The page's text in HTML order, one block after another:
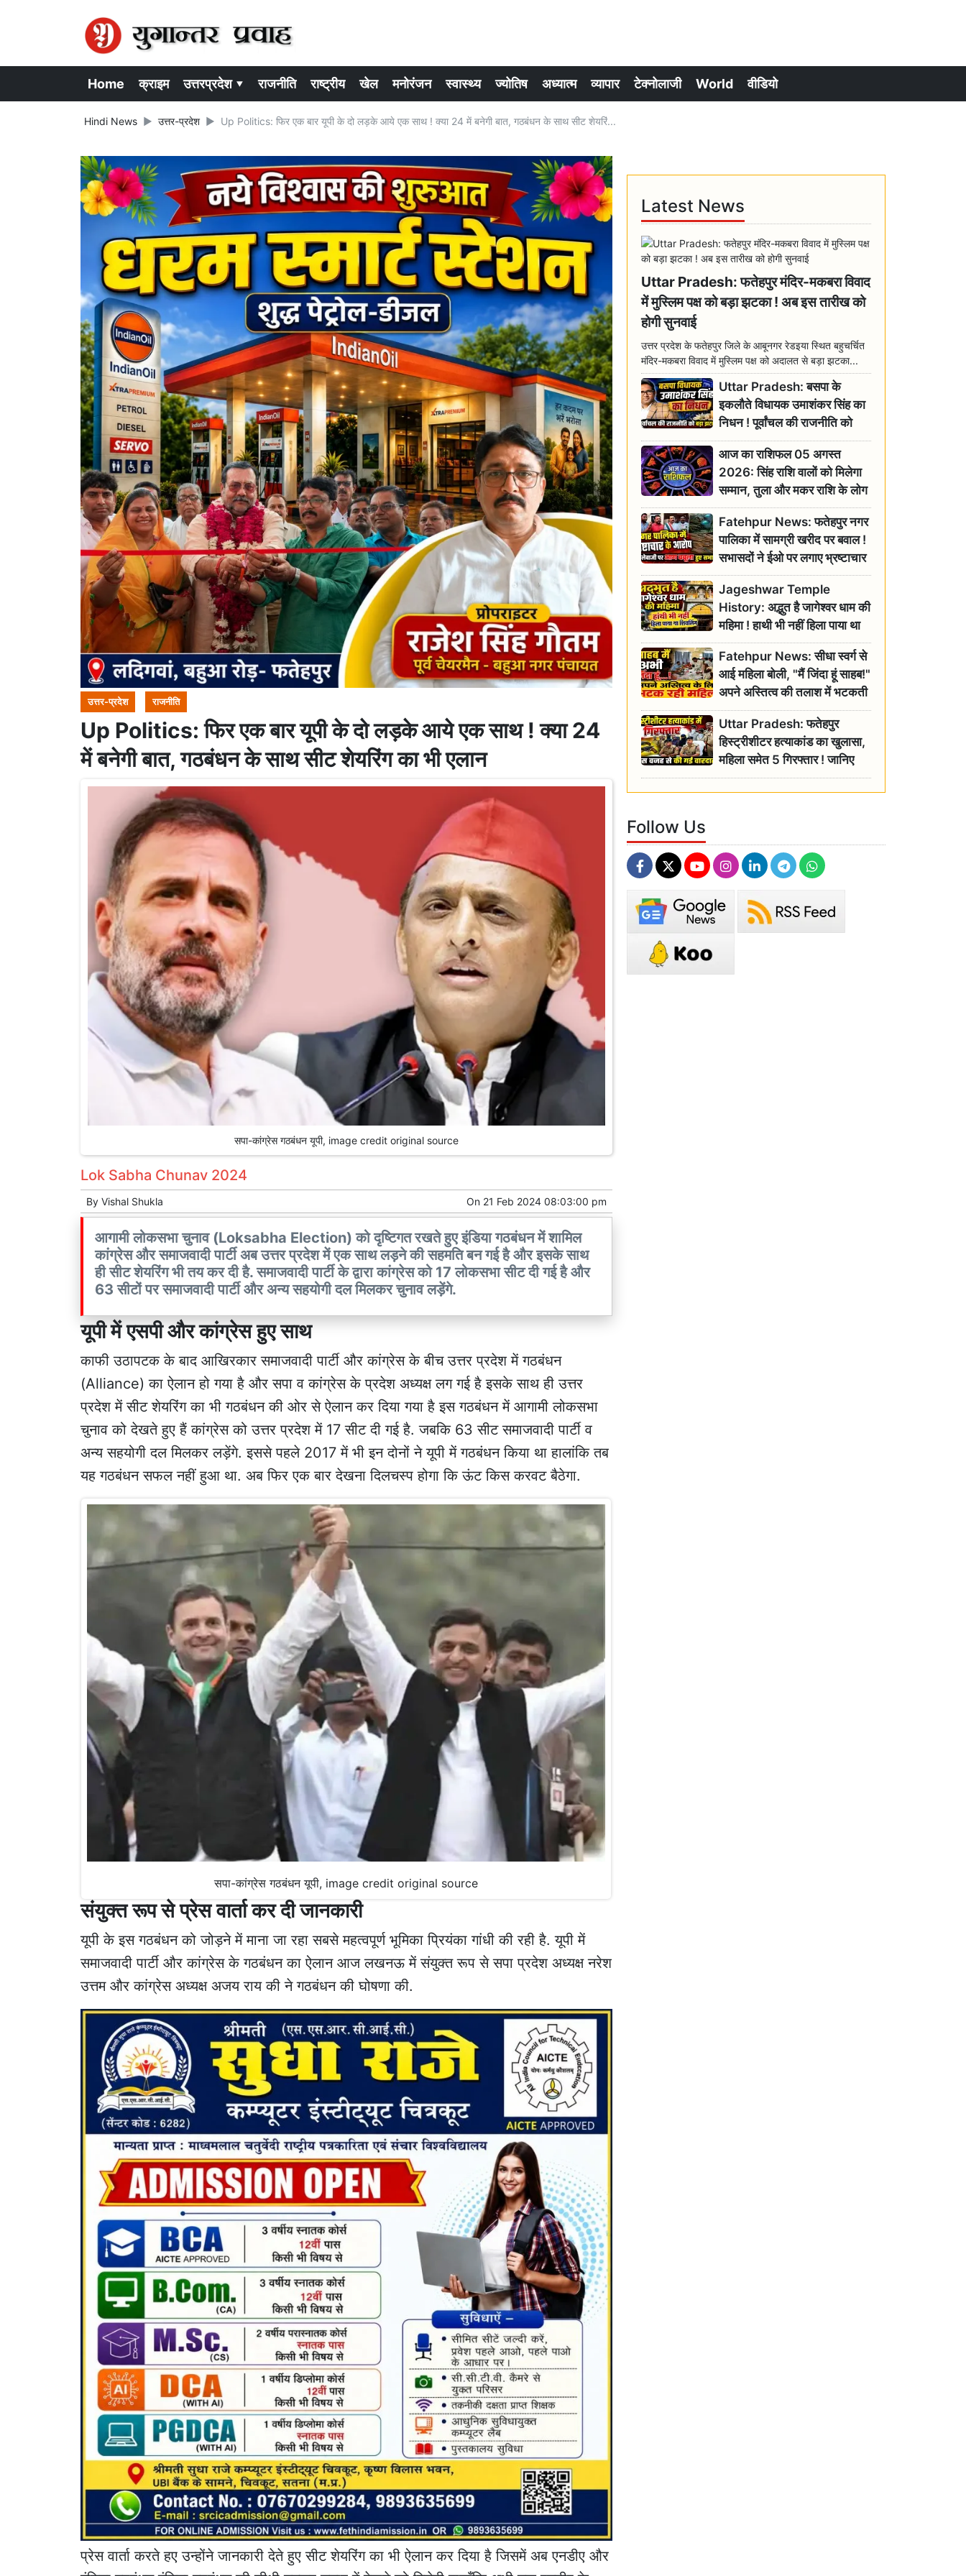
Home क्राइम उत्तरप्रदेश ▾ राजनीति राष्ट्रीय खेल मनोरंजन स्वास्थ्य ज्योतिष अध्यात्म व्यापार टेक्नोलाजी World वीडियो
Hindi News उत्तर-प्रदेश Up Politics: फिर एक बार यूपी के दो लड़के आये एक साथ ! क्या 24 में बनेगी बात, गठबंधन के साथ सीट शेयरिं...
उत्तर-प्रदेश राजनीति
Up Politics: फिर एक बार यूपी के दो लड़के आये एक साथ ! क्या 24
में बनेगी बात, गठबंधन के साथ सीट शेयरिंग का भी एलान
सपा-कांग्रेस गठबंधन यूपी, image credit original source
Lok Sabha Chunav 2024
By Vishal Shukla On 21 Feb 2024 08:03:00 pm
आगामी लोकसभा चुनाव (Loksabha Election) को दृष्टिगत रखते हुए इंडिया गठबंधन में शामिल
कांग्रेस और समाजवादी पार्टी अब उत्तर प्रदेश में एक साथ लड़ने की सहमति बन गई है और इसके साथ
ही सीट शेयरिंग भी तय कर दी है. समाजवादी पार्टी के द्वारा कांग्रेस को 17 लोकसभा सीट दी गई है और
63 सीटों पर समाजवादी पार्टी और अन्य सहयोगी दल मिलकर चुनाव लड़ेंगे.
यूपी में एसपी और कांग्रेस हुए साथ
काफी उठापटक के बाद आखिरकार समाजवादी पार्टी और कांग्रेस के बीच उत्तर प्रदेश में गठबंधन
(Alliance) का ऐलान हो गया है और सपा व कांग्रेस के प्रदेश अध्यक्ष लग गई है इसके साथ ही उत्तर
प्रदेश में सीट शेयरिंग का भी गठबंधन की ओर से ऐलान कर दिया गया है इस गठबंधन में आगामी लोकसभा
चुनाव को देखते हुए हैं कांग्रेस को उत्तर प्रदेश में 17 सीट दी गई है. जबकि 63 सीट समाजवादी पार्टी व
अन्य सहयोगी दल मिलकर लड़ेंगे. इससे पहले 2017 में भी इन दोनों ने यूपी में गठबंधन किया था हालांकि तब
यह गठबंधन सफल नहीं हुआ था. अब फिर एक बार देखना दिलचस्प होगा कि ऊंट किस करवट बैठेगा.
सपा-कांग्रेस गठबंधन यूपी, image credit original source
संयुक्त रूप से प्रेस वार्ता कर दी जानकारी
यूपी के इस गठबंधन को जोड़ने में माना जा रहा सबसे महत्वपूर्ण भूमिका प्रियंका गांधी की रही है. यूपी में
समाजवादी पार्टी और कांग्रेस के गठबंधन का ऐलान आज लखनऊ में संयुक्त रूप से सपा प्रदेश अध्यक्ष नरेश
उत्तम और कांग्रेस अध्यक्ष अजय राय की ने गठबंधन की घोषणा की.
प्रेस वार्ता करते हए उन्होंने जानकारी देते हुए सीट शेयरिंग का भी ऐलान कर दिया है जिसमें अब एनडीए और
Latest News
Uttar Pradesh: फतेहपुर मंदिर-मकबरा विवाद
में मुस्लिम पक्ष को बड़ा झटका ! अब इस तारीख को
होगी सुनवाई
उत्तर प्रदेश के फतेहपुर जिले के आबूनगर रेडइया स्थित बहुचर्चित
मंदिर-मकबरा विवाद में मुस्लिम पक्ष को अदालत से बड़ा झटका...
Uttar Pradesh: बसपा के
इकलौते विधायक उमाशंकर सिंह का
निधन ! पूर्वांचल की राजनीति को
बड़ा झटका, योगी ने जताया दुःख
आज का राशिफल 05 अगस्त
2026: सिंह राशि वालों को मिलेगा
सम्मान, तुला और मकर राशि के लोग
रहें सतर्क
Fatehpur News: फतेहपुर नगर
पालिका में सामग्री खरीद पर बवाल !
सभासदों ने ईओ पर लगाए भ्रष्टाचार
के गंभीर आरोप
Jageshwar Temple
History: अद्भुत है जागेश्वर धाम की
महिमा ! हाथी भी नहीं हिला पाया था
शिवलिंग, जानिए क्या है इसका
इतिहास
Fatehpur News: सीधा स्वर्ग से
आई महिला बोली, "मैं जिंदा हूं साहब!"
अपने अस्तित्व की तलाश में भटकती
रही बुजुर्ग, एसडीएम ने दिए जांच के
आदेश
Uttar Pradesh: फतेहपुर
हिस्ट्रीशीटर हत्याकांड का खुलासा,
महिला समेत 5 गिरफ्तार ! जानिए
क्या था कनेक्शन?
Follow Us